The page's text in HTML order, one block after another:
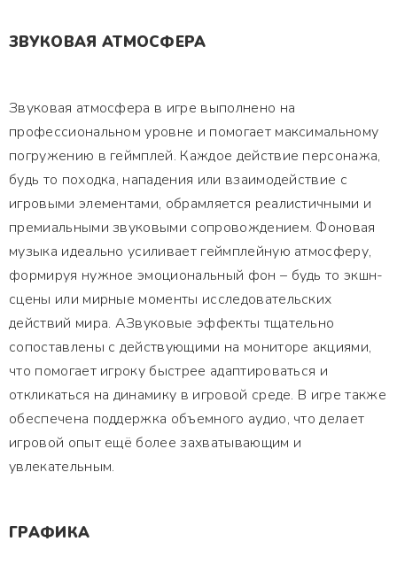
ЗВУКОВАЯ АТМОСФЕРА
Звуковая атмосфера в игре выполнено на
профессиональном уровне и помогает максимальному
погружению в геймплей. Каждое действие персонажа,
будь то походка, нападения или взаимодействие с
игровыми элементами, обрамляется реалистичными и
премиальными звуковыми сопровождением. Фоновая
музыка идеально усиливает геймплейную атмосферу,
формируя нужное эмоциональный фон – будь то экшн-
сцены или мирные моменты исследовательских
действий мира. АЗвуковые эффекты тщательно
сопоставлены с действующими на мониторе акциями,
что помогает игроку быстрее адаптироваться и
откликаться на динамику в игровой среде. В игре также
обеспечена поддержка объемного аудио, что делает
игровой опыт ещё более захватывающим и
увлекательным.
ГРАФИКА